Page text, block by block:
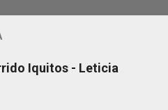
Iquitos - Leticia